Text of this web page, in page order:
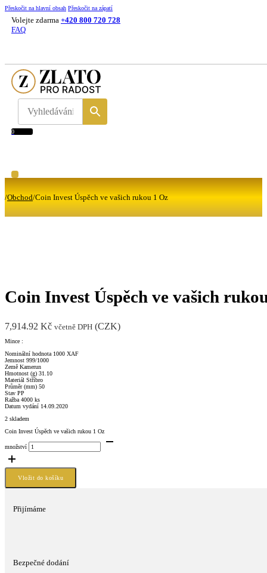
Přeskočit na hlavní obsah Přeskočit na zápatí
Volejte zdarma +420 800 720 728
FAQ
0
/Obchod/Coin Invest Úspěch ve vašich rukou 1 Oz
Coin Invest Úspěch ve vašich
7,914.92 Kč včetně DPH (CZK)
Mince :
Nominální hodnota 1000 XAF
Jemnost 999/1000
Země Kamerun
Hmotnost (g) 31.10
Materiál Stříbro
Průměr (mm) 50
Stav PP
Ražba 4000 ks
Datum vydání 14.09.2020
2 skladem
Coin Invest Úspěch ve vašich rukou 1 Oz
množství
Vložit do košíku
Přijímáme
Bezpečné dodání